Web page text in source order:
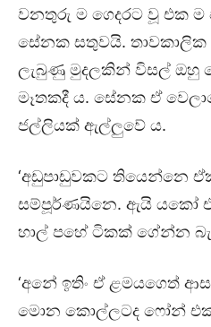
වනතුරු ම ගෙදරට වූ එක
සේනක සතුවයි. තාවකාලික
ලැබුණු මුදලකින් විසල් ඔහු
මෑතකදී ය. සේනක ඒ
ජල්ලියක් ඇල්ලුවේ ය.
‘අඩුපාඩුවකට තියෙන්නෙ
සම්පූර්ණයිනෙ. ඇයි යකෝ
හාල් පහේ ටිකක් ගේන්න
‘අනේ ඉතිං ඒ ළමයගෙත්
මොන කොල්ලටද ෆෝන්